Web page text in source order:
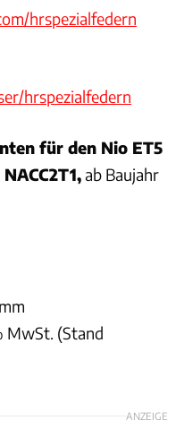
hrspezialfedern
hrspezialfedern
für den Nio ET5
ab Baujahr
MwSt. (Stand
ANZEIGE